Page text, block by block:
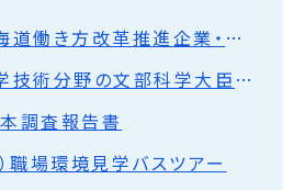
令和8年度北海道働き方改革推進企業・女性活躍表彰の実施について
令和9年度科学技術分野の文部科学大臣表彰（創意工夫功労者賞）受賞候補者の推薦について
調査報告書
職場環境見学バスツアー